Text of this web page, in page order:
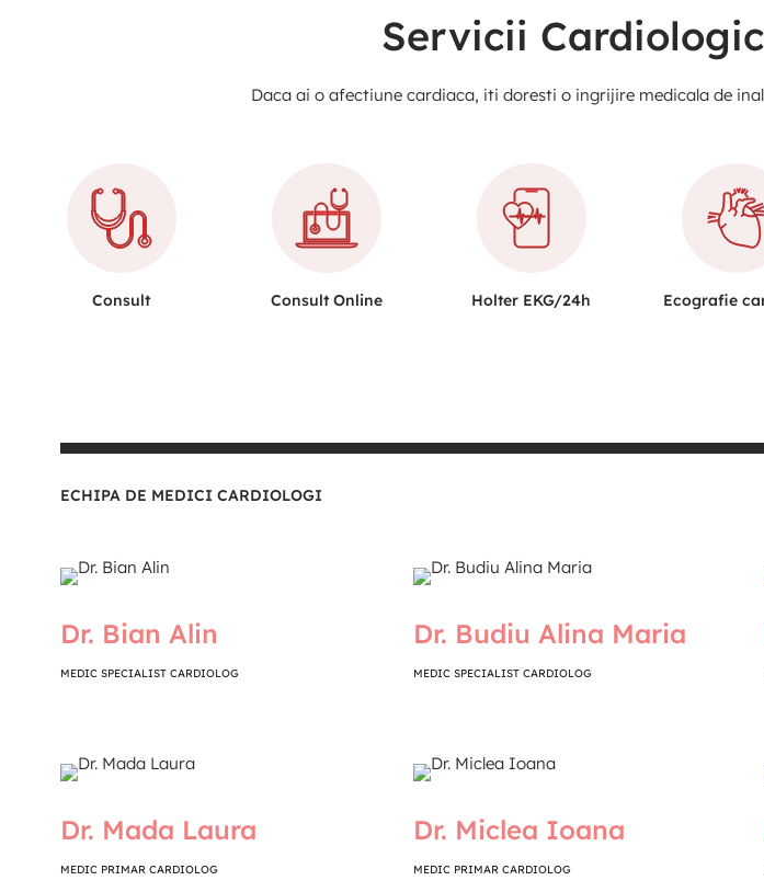
Servicii
Daca ai o afectiune cardiaca, iti doresti o ingrijire medicala de
Consult Consult Online Holter EKG/24h Ecografie
ECHIPA DE MEDICI CARDIOLOGI
Dr. Bian Alin
MEDIC SPECIALIST CARDIOLOG
Dr. Budiu Alina Maria
MEDIC SPECIALIST CARDIOLOG
Dr. Mada Laura
MEDIC PRIMAR CARDIOLOG
Dr. Miclea Ioana
MEDIC PRIMAR CARDIOLOG